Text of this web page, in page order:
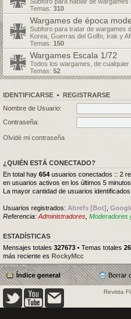
Temas: 310
Wargames de época
Subforo para tratar de wargames
Korea, Guerras del Golfo, Irak y
Temas: 150
Wargames Escala 1/72
Todos los wargames, de
Temas: 52
IDENTIFICARSE • REGISTRARSE
Nombre de Usuario:
Contraseña:
Olvidé mi contraseña
¿QUIÉN ESTÁ CONECTADO?
En total hay 654 usuarios conectados :: 2
en usuarios activos en los últimos 5
La mayor cantidad de usuarios
Usuarios registrados: Ahrefs [Bot]
Referencia: Administradores Moderadores
ESTADÍSTICAS
Mensajes totales 327673 • Temas totales
más reciente es RockyMcc
Índice general Borrar
Revista